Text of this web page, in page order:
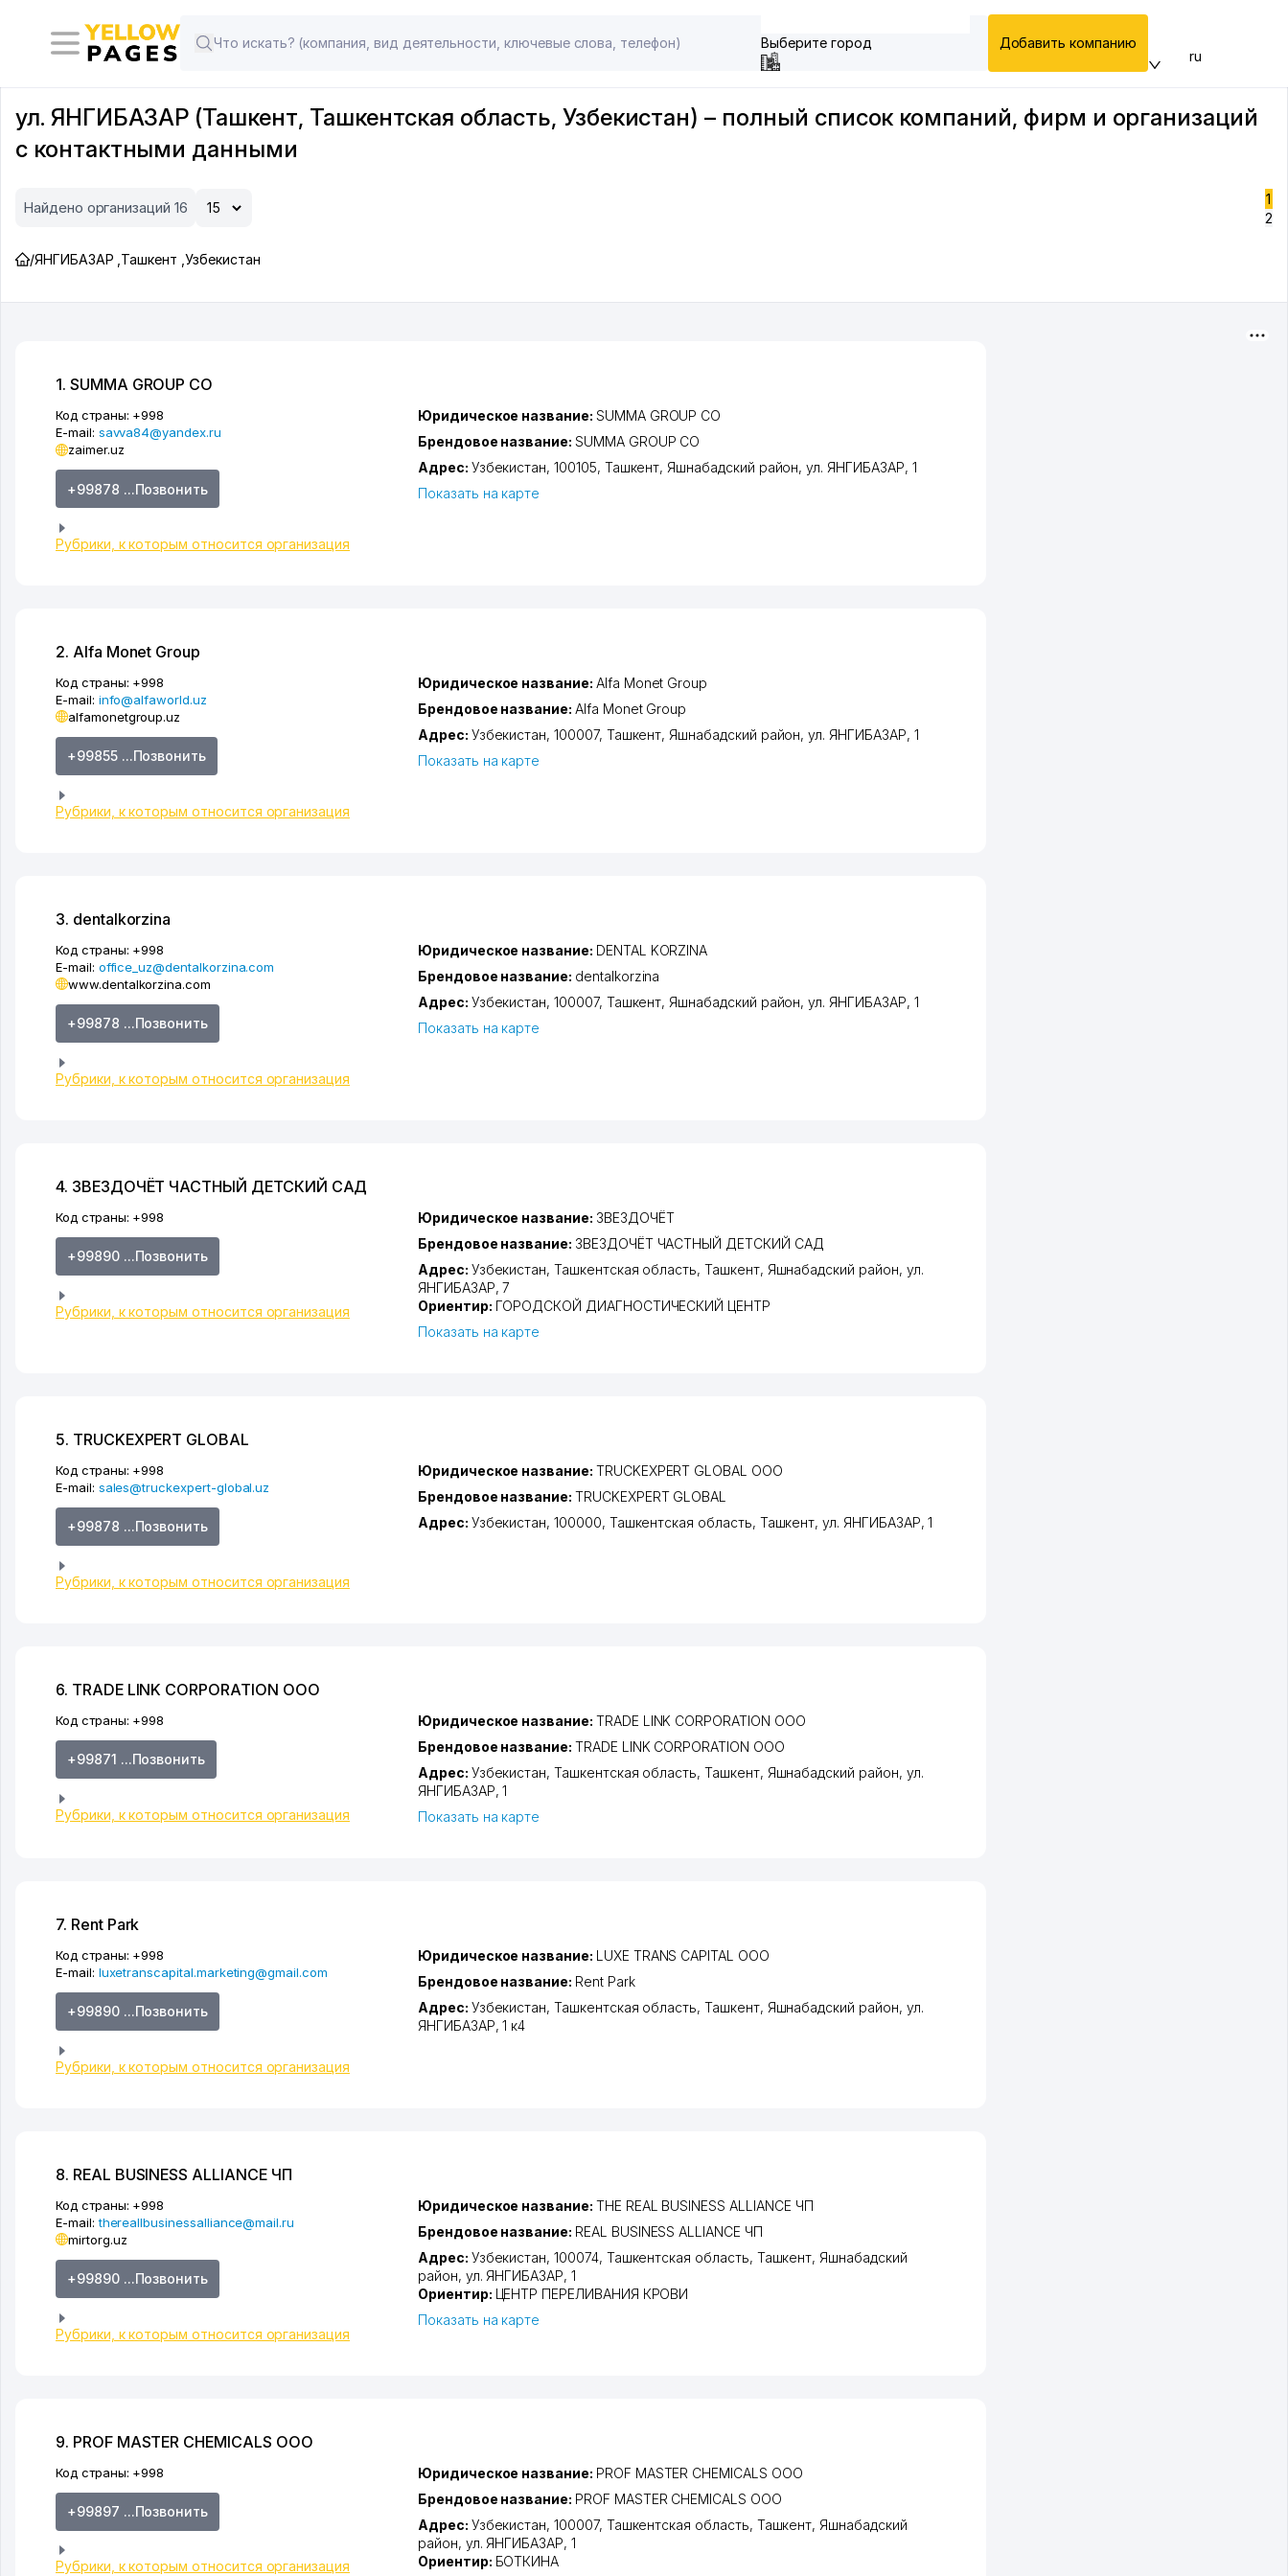
Выберите город Добавить компанию
ru
ул. ЯНГИБАЗАР (Ташкент, Ташкентская область, Узбекистан) – полный список компаний, фирм и организаций
с контактными данными
Найдено организаций 16
1
2
/ЯНГИБАЗАР Ташкент Узбекистан
1. SUMMA GROUP CO
Код страны: +998
E-mail: savva84@yandex.ru
zaimer.uz
+99878 ...Позвонить
Рубрики, к которым относится организация
Юридическое название: SUMMA GROUP CO
Брендовое название: SUMMA GROUP CO
Адрес: Узбекистан, 100105, Ташкент, Яшнабадский район,ул. ЯНГИБАЗАР, 1
Показать на карте
2. Alfa Monet Group
Код страны: +998
E-mail: info@alfaworld.uz
alfamonetgroup.uz
+99855 ...Позвонить
Рубрики, к которым относится организация
Юридическое название: Alfa Monet Group
Брендовое название: Alfa Monet Group
Адрес: Узбекистан, 100007, Ташкент, Яшнабадский район,ул. ЯНГИБАЗАР, 1
Показать на карте
3. dentalkorzina
Код страны: +998
E-mail: office_uz@dentalkorzina.com
www.dentalkorzina.com
+99878 ...Позвонить
Рубрики, к которым относится организация
Юридическое название: DENTAL KORZINA
Брендовое название: dentalkorzina
Адрес: Узбекистан, 100007, Ташкент, Яшнабадский район,ул. ЯНГИБАЗАР, 1
Показать на карте
4. ЗВЕЗДОЧЁТ ЧАСТНЫЙ ДЕТСКИЙ САД
Код страны: +998
+99890 ...Позвонить
Рубрики, к которым относится организация
Юридическое название: ЗВЕЗДОЧЁТ
Брендовое название: ЗВЕЗДОЧЁТ ЧАСТНЫЙ ДЕТСКИЙ САД
Адрес: Узбекистан,Ташкентская область,Ташкент, Яшнабадский район, ул.
ЯНГИБАЗАР, 7
Ориентир: ГОРОДСКОЙ ДИАГНОСТИЧЕСКИЙ ЦЕНТР
Показать на карте
5. TRUCKEXPERT GLOBAL
Код страны: +998
E-mail: sales@truckexpert-global.uz
+99878 ...Позвонить
Рубрики, к которым относится организация
Юридическое название: TRUCKEXPERT GLOBAL ООО
Брендовое название: TRUCKEXPERT GLOBAL
Адрес: Узбекистан, 100000, Ташкентская область, Ташкент,ул. ЯНГИБАЗАР, 1
6. TRADE LINK CORPORATION ООО
Код страны: +998
+99871 ...Позвонить
Рубрики, к которым относится организация
Юридическое название: TRADE LINK CORPORATION ООО
Брендовое название: TRADE LINK CORPORATION ООО
Адрес: Узбекистан,Ташкентская область,Ташкент, Яшнабадский район, ул.
ЯНГИБАЗАР, 1
Показать на карте
7. Rent Park
Код страны: +998
E-mail: luxetranscapital.marketing@gmail.com
+99890 ...Позвонить
Рубрики, к которым относится организация
Юридическое название: LUXE TRANS CAPITAL ООО
Брендовое название: Rent Park
Адрес: Узбекистан,Ташкентская область,Ташкент, Яшнабадский район, ул.
ЯНГИБАЗАР, 1 к4
8. REAL BUSINESS ALLIANCE ЧП
Код страны: +998
E-mail:thereallbusinessalliance@mail.ru
mirtorg.uz
+99890 ...Позвонить
Рубрики, к которым относится организация
Юридическое название: THE REAL BUSINESS ALLIANCE ЧП
Брендовое название: REAL BUSINESS ALLIANCE ЧП
Адрес: Узбекистан, 100074, Ташкентская область, Ташкент, Яшнабадский
район, ул. ЯНГИБАЗАР, 1
Ориентир: ЦЕНТР ПЕРЕЛИВАНИЯ КРОВИ
Показать на карте
9. PROF MASTER CHEMICALS ООО
Код страны: +998
+99897 ...Позвонить
Рубрики, к которым относится организация
Юридическое название: PROF MASTER CHEMICALS ООО
Брендовое название: PROF MASTER CHEMICALS ООО
Адрес: Узбекистан, 100007, Ташкентская область, Ташкент, Яшнабадский
район, ул. ЯНГИБАЗАР, 1
Ориентир: БОТКИНА